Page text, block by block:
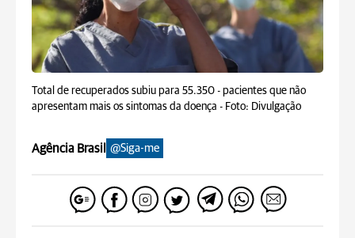
Total de recuperados subiu para 55.350 - pacientes que não
apresentam mais os sintomas da doença - Foto: Divulgação
Agência Brasil @Siga-me